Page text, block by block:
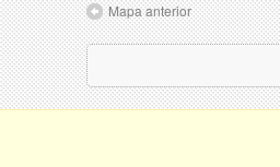
Mapa anterior